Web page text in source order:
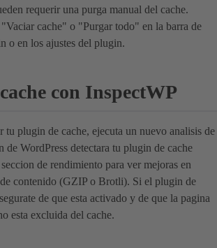
requerir una purga manual del cache.
cache" o "Purgar todo" en la barra de
o en los ajustes del plugin.
con InspectWP
tu plugin de cache, ejecuta un nuevo analisis de
de WordPress detectara tu plugin de cache
de rendimiento para ver mejoras en
contenido (GZIP o Brotli). Si el plugin de
de que esta activado y de que la pagina
esta excluida del cache.